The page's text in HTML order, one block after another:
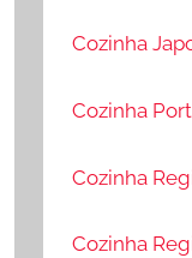
Cozinha
Cozinha
Cozinha
Cozinha